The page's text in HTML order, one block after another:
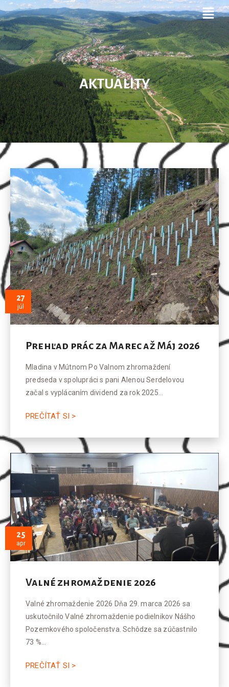
AKTUALITY
27
júl
Prehľad prác za Marec až Máj 2026
Mladina v Mútnom Po Valnom zhromaždení
predseda v spolupráci s pani Alenou Serdelovou
začal s vyplácaním dividend za rok 2025…
PREČÍTAŤ SI >
25
apr
Valné zhromaždenie 2026
Valné zhromaždenie 2026 Dňa 29. marca 2026 sa
uskutočnilo Valné zhromaždenie podielnikov Nášho
Pozemkového spoločenstva. Schôdze sa zúčastnilo
73 %…
PREČÍTAŤ SI >